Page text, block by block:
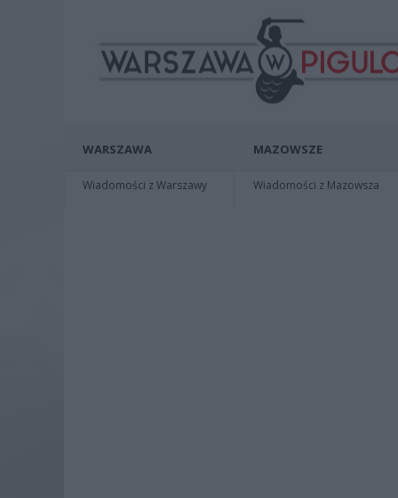
WARSZAWA
Wiadomości z Warszawy
MAZOWSZE
Wiadomości z Mazowsza